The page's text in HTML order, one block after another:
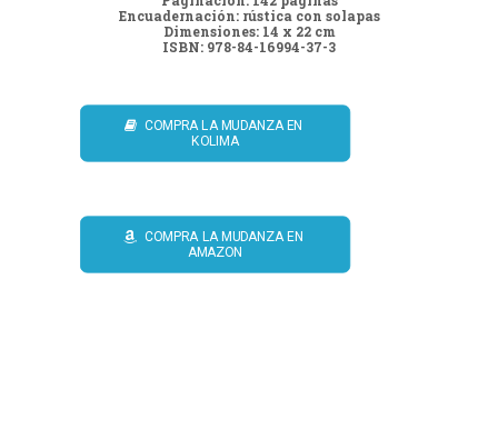
Encuadernación: rústica con solapas
Dimensiones: 14 x 22 cm
ISBN: 978-84-16994-37-3
COMPRA LA MUDANZA EN
KOLIMA
COMPRA LA MUDANZA EN
AMAZON